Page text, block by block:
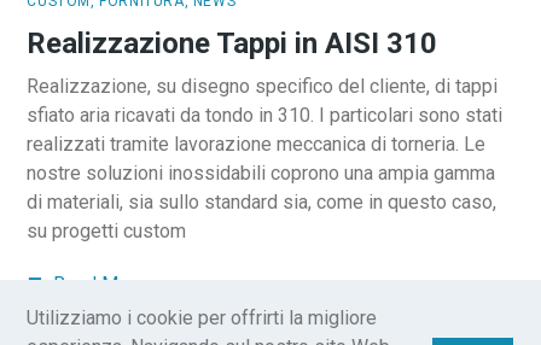
Realizzazione Tappi in AISI 310
Realizzazione, su disegno specifico del cliente, di tappi
sfiato aria ricavati da tondo in 310. I particolari sono stati
realizzati tramite lavorazione meccanica di torneria. Le
nostre soluzioni inossidabili coprono una ampia gamma
di materiali, sia sullo standard sia, come in questo caso,
su progetti custom
Read More
Utilizziamo i cookie per offrirti la migliore